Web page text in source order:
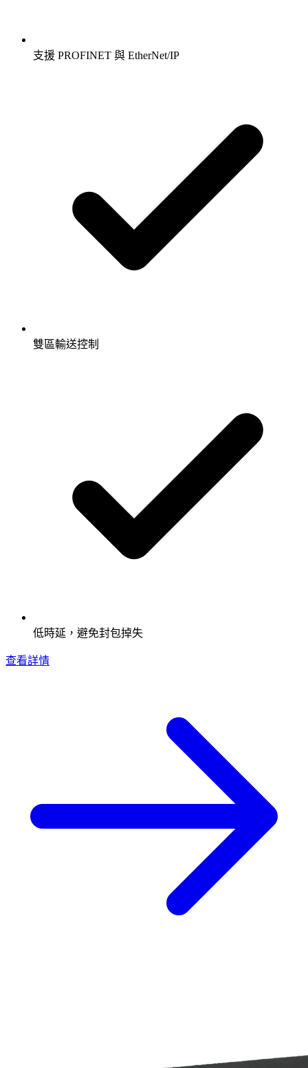
支援 PROFINET 與 EtherNet/IP
雙區輸送控制
低時延，避免封包掉失
查看詳情